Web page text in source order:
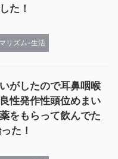
た！
リズム-生活
がしたので耳鼻咽喉
性発作性頭位めまい
をもらって飲んでた
た！